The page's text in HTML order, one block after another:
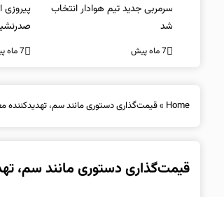
سرمربی جدید تیم هوادار انتخاب
شد
7 ماه پیش
پیروزی
ناپولی
7 ماه پیش
Home
»قیمت‌گذاری دستوری مانند سم،
قیمت‌گذاری دستوری مانند سم،